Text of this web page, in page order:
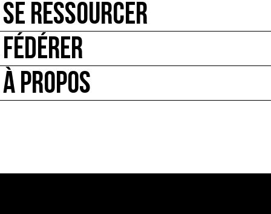
SE RESSOURCER
FÉDÉRER
À PROPOS